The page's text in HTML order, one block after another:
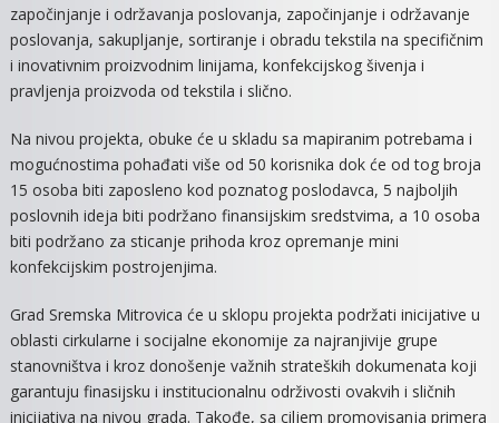
započinjanje i održavanja poslovanja, započinjanje i održavanje
poslovanja, sakupljanje, sortiranje i obradu tekstila na specifičnim
i inovativnim proizvodnim linijama, konfekcijskog šivenja i
pravljenja proizvoda od tekstila i slično.
Na nivou projekta, obuke će u skladu sa mapiranim potrebama i
mogućnostima pohađati više od 50 korisnika dok će od tog broja
15 osoba biti zaposleno kod poznatog poslodavca, 5 najboljih
poslovnih ideja biti podržano finansijskim sredstvima, a 10 osoba
biti podržano za sticanje prihoda kroz opremanje mini
konfekcijskim postrojenjima.
Grad Sremska Mitrovica će u sklopu projekta podržati inicijative u
oblasti cirkularne i socijalne ekonomije za najranjivije grupe
stanovništva i kroz donošenje važnih strateških dokumenata koji
garantuju finasijsku i institucionalnu održivosti ovakvih i sličnih
inicijativa na nivou grada. Takođe, sa ciljem promovisanja primera